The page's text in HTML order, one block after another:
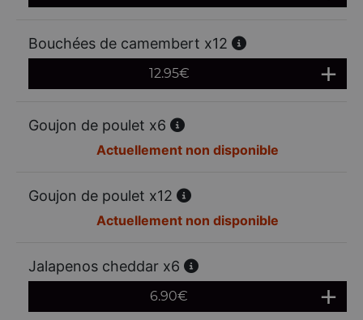
Bouchées de camembert x12
12.95€
Goujon de poulet x6
Actuellement non disponible
Goujon de poulet x12
Actuellement non disponible
Jalapenos cheddar x6
6.90€